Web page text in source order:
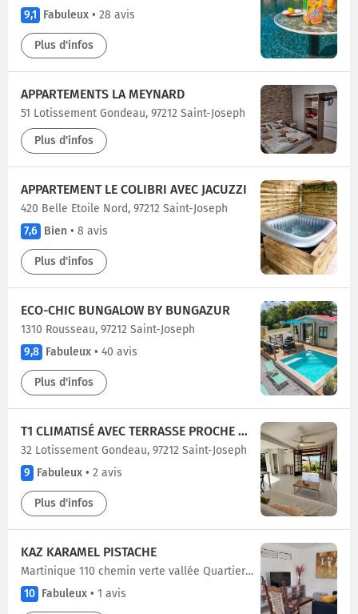
9,1 Fabuleux • 28 avis
Plus d'infos
APPARTEMENTS LA MEYNARD
51 Lotissement Gondeau, 97212 Saint-Joseph
Plus d'infos
APPARTEMENT LE COLIBRI AVEC JACUZZI
420 Belle Etoile Nord, 97212 Saint-Joseph
7,6 Bien • 8 avis
Plus d'infos
ECO-CHIC BUNGALOW BY BUNGAZUR
1310 Rousseau, 97212 Saint-Joseph
9,8 Fabuleux • 40 avis
Plus d'infos
T1 CLIMATISÉ AVEC TERRASSE PROCHE CHU LA MEYNARD
32 Lotissement Gondeau, 97212 Saint-Joseph
9 Fabuleux • 2 avis
Plus d'infos
KAZ KARAMEL PISTACHE
Martinique 110 chemin verte vallée Quartier derrière-bois, 97212 Saint-Joseph
10 Fabuleux • 1 avis